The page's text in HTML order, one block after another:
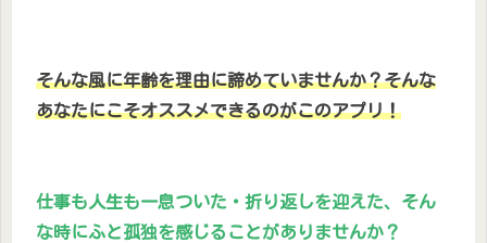
そんな風に年齢を理由に諦めていませんか？そんな
あなたにこそオススメできるのがこのアプリ！
仕事も人生も一息ついた・折り返しを迎えた、そん
な時にふと孤独を感じることがありませんか？